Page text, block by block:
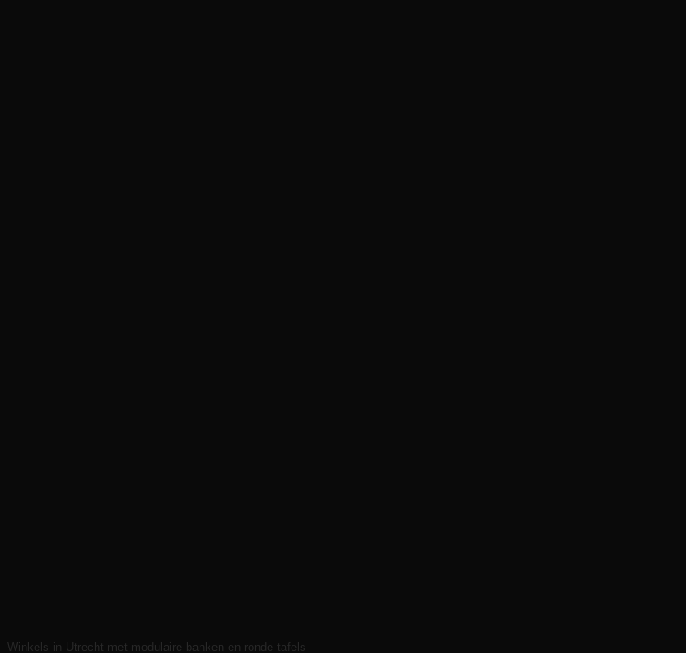
Winkels in Utrecht met modulaire banken en ronde tafels